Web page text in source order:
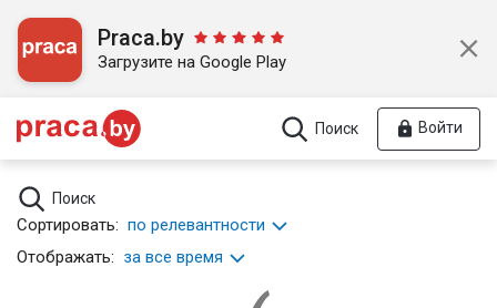
Praca.by
Загрузите на Google Play
Поиск Войти
Поиск
Сортировать: по релевантности
Отображать: за все время